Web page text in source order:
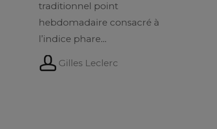
traditionnel point
hebdomadaire consacré à
l’indice phare…
Gilles Leclerc